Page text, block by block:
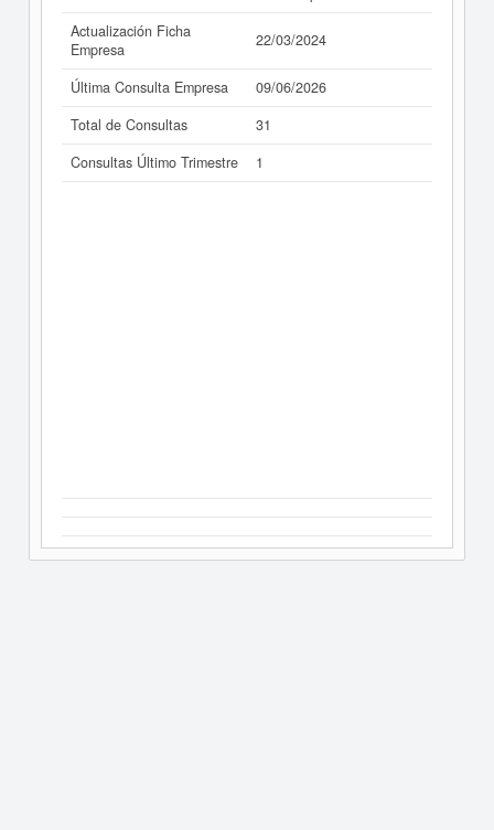
Actualización Ficha
Empresa
22/03/2024
Última Consulta Empresa
09/06/2026
Total de Consultas
31
Consultas Último Trimestre
1